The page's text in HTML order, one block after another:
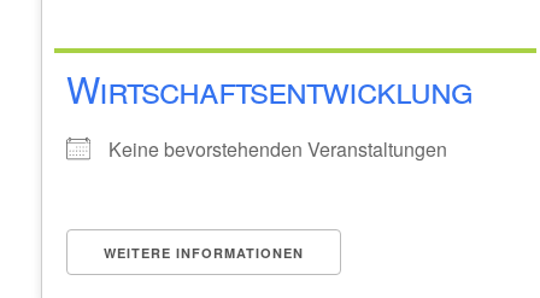
Wirtschaftsentwicklung
Keine bevorstehenden Veranstaltungen
WEITERE INFORMATIONEN